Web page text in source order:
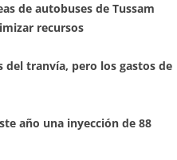
de autobuses de Tussam
recursos
del tranvía, pero los gastos de
año una inyección de 88